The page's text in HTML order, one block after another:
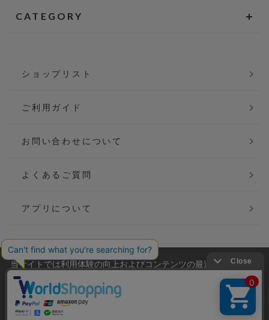
CATEGORY
ショップリスト
ご利用ガイド
お問い合わせについて
よくあるご質問
アプリについて
会社概要
ご利用規約
当サイトでは利用体験の向上およびコンテンツの最適な提供、ト
ラフィックの分析を目的としてCookieを使用しています。
サイトの閲覧を継続された場合、Cookieの利用に同意したことも
のといたします。
詳細については
をご確認ください。